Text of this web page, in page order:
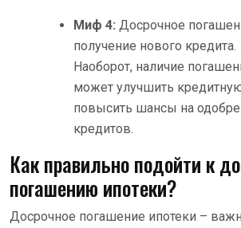
Миф 4: Досрочное
получение нового кредита.
Наоборот, наличие
может улучшить
повысить шансы на
кредитов.
Как правильно подойти к
погашению ипотеки?
Досрочное погашение ипотеки –